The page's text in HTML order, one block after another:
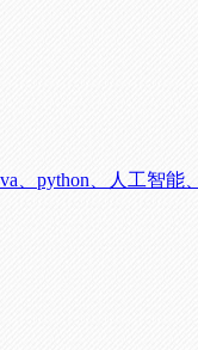
python、人工智